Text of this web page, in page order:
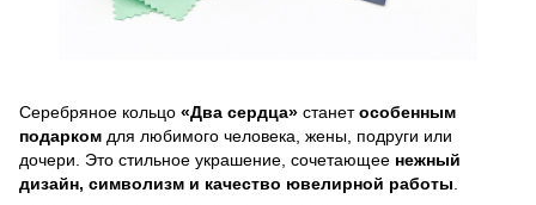
Серебряное кольцо «Два сердца» станетособенным
подарком для любимого человека, жены, подруги или
дочери. Это стильное украшение, сочетающее нежный
дизайн, символизм и качество ювелирной работы